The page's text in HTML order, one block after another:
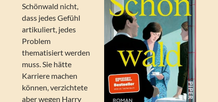
Schönwald nicht,
dass jedes Gefühl
artikuliert, jedes
Problem
thematisiert werden
muss. Sie hätte
Karriere machen
können, verzichtete
aber wegen Harry